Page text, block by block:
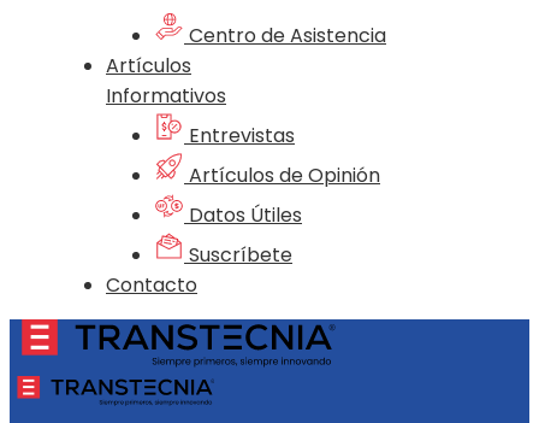
Centro de Asistencia
Artículos
Informativos
Entrevistas
Artículos de Opinión
Datos Útiles
Suscríbete
Contacto